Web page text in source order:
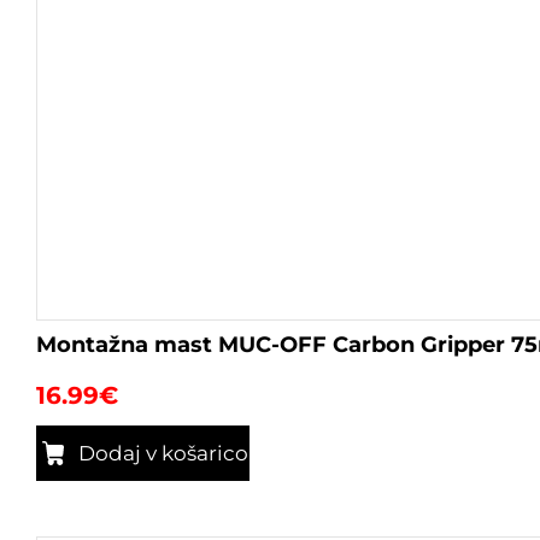
Montažna mast MUC-OFF Carbon Gripper
16.99€
Dodaj v košarico